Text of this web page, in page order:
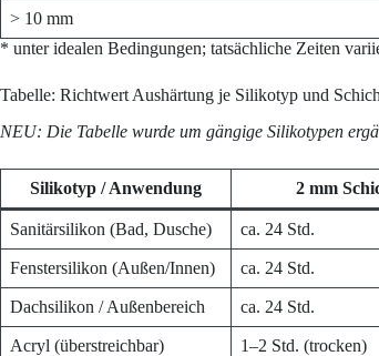
> 10 mm
* unter idealen Bedingungen; tatsächliche Zeiten
Tabelle: Richtwert Aushärtung je Silikotyp und
NEU: Die Tabelle wurde um gängige Silikotypen
Silikotyp / Anwendung 2 mm
Sanitärsilikon (Bad, Dusche) ca. 24 Std.
Fenstersilikon (Außen/Innen) ca. 24 Std.
Dachsilikon / Außenbereich ca. 24 Std.
Acryl (überstreichbar) 1–2 Std. (trocken)